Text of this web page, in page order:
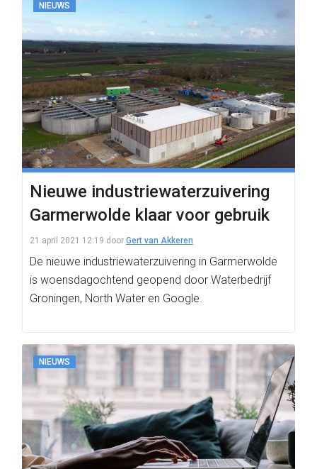
NIEUWS
Nieuwe industriewaterzuivering
Garmerwolde klaar voor gebruik
21 april 2021 12:19 door Gert van Akkeren
De nieuwe industriewaterzuivering in Garmerwolde
is woensdagochtend geopend door Waterbedrijf
Groningen, North Water en Google.
NIEUWS